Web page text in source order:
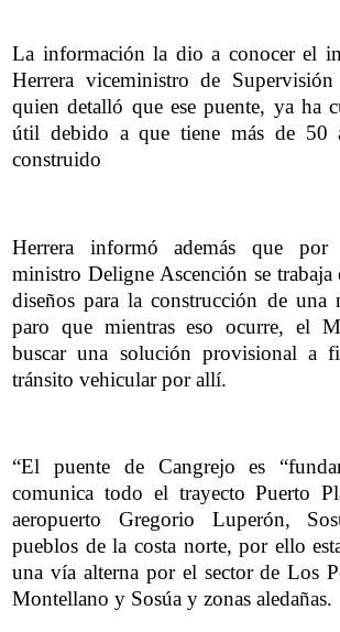
La información la dio a conocer el
Herrera viceministro de
quien detalló que ese puente, ya ha
útil debido a que tiene más de 50
construido
Herrera informó además que por
ministro Deligne Ascención se trabaja
diseños para la construcción de una
paro que mientras eso ocurre, el
buscar una solución provisional a
tránsito vehicular por allí.
“El puente de Cangrejo es
comunica todo el trayecto Puerto
aeropuerto Gregorio Luperón,
pueblos de la costa norte, por ello
una vía alterna por el sector de Los
Montellano y Sosúa y zonas aledañas.